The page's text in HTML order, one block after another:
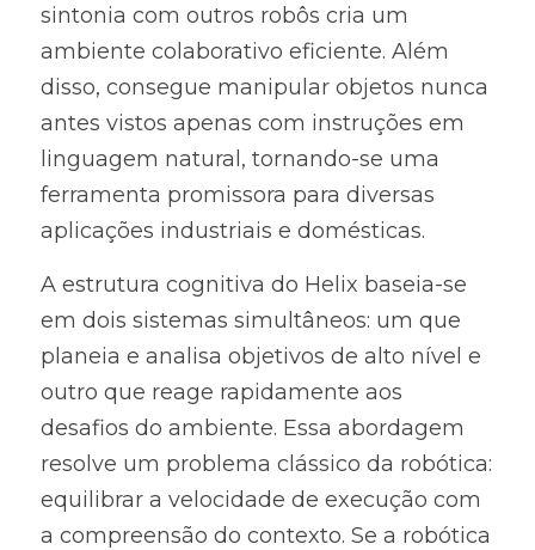
sintonia com outros robôs cria um
ambiente colaborativo eficiente. Além
disso, consegue manipular objetos nunca
antes vistos apenas com instruções em
linguagem natural, tornando-se uma
ferramenta promissora para diversas
aplicações industriais e domésticas.
A estrutura cognitiva do Helix baseia-se
em dois sistemas simultâneos: um que
planeia e analisa objetivos de alto nível e
outro que reage rapidamente aos
desafios do ambiente. Essa abordagem
resolve um problema clássico da robótica:
equilibrar a velocidade de execução com
a compreensão do contexto. Se a robótica